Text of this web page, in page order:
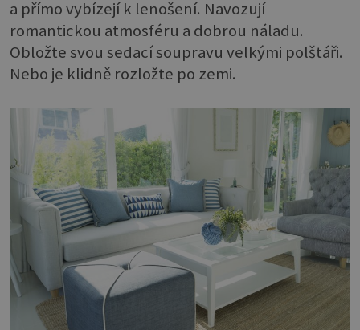
a přímo vybízejí k lenošení. Navozují
romantickou atmosféru a dobrou náladu.
Obložte svou sedací soupravu velkými polštáři.
Nebo je klidně rozložte po zemi.